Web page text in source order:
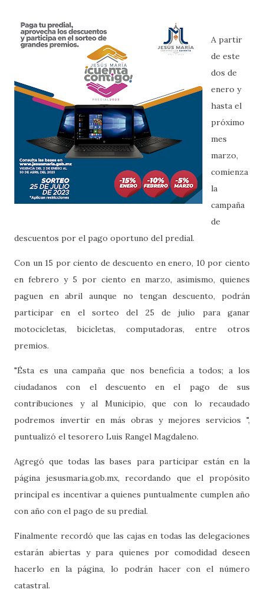
A partir
de este
dos de
enero y
hasta el
próximo
mes
marzo,
comienza
la
campaña
de
descuentos por el pago oportuno del predial.
Con un 15 por ciento de descuento en enero, 10 por ciento
en febrero y 5 por ciento en marzo, asimismo, quienes
paguen en abril aunque no tengan descuento, podrán
participar en el sorteo del 25 de julio para ganar
motocicletas, bicicletas, computadoras, entre otros
premios.
"Ésta es una campaña que nos beneficia a todos; a los
ciudadanos con el descuento en el pago de sus
contribuciones y al Municipio, que con lo recaudado
podremos invertir en más obras y mejores servicios ",
puntualizó el tesorero Luis Rangel Magdaleno.
Agregó que todas las bases para participar están en la
página jesusmaria.gob.mx, recordando que el propósito
principal es incentivar a quienes puntualmente cumplen año
con año con el pago de su predial.
Finalmente recordó que las cajas en todas las delegaciones
estarán abiertas y para quienes por comodidad deseen
hacerlo en la página, lo podrán hacer con el número
catastral.